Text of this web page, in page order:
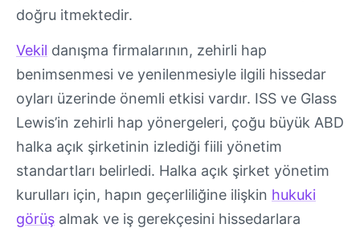
doğru itmektedir.
Vekil danışma firmalarının, zehirli hap
benimsenmesi ve yenilenmesiyle ilgili hissedar
oyları üzerinde önemli etkisi vardır. ISS ve Glass
Lewis’in zehirli hap yönergeleri, çoğu büyük ABD
halka açık şirketinin izlediği fiili yönetim
standartları belirledi. Halka açık şirket yönetim
kurulları için, hapın geçerliliğine ilişkin hukuki
görüş almak ve iş gerekçesini hissedarlara